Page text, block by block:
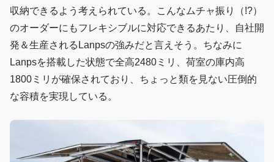
収納できるよう考えられている。こんなムチャ振り（!?）
のオーダーにもフレキシブルに対応できるあたり、自社開
発＆生産されるLanpsの強みだと言えそう。ちなみに
Lanpsを搭載した状態で全高2480ミリ、荷室の庫内高
1800ミリが確保されており、ちょっと類を見ない圧倒的
な容積を実現している。